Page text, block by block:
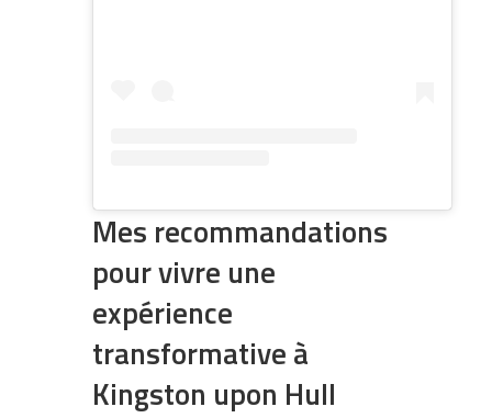
Mes recommandations
pour vivre une
expérience
transformative à
Kingston upon Hull